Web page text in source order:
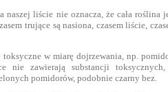
naszej liście nie oznacza, że cała roślina
trujące są nasiona, czasem liście,
w miarę dojrzewania, np.
nie zawierają substancji
pomidorów, podobnie czarny bez.